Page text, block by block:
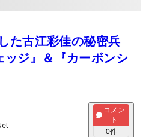
た古江彩佳の秘密兵
ジ』＆『カーボンシ
コメン
ト
0件